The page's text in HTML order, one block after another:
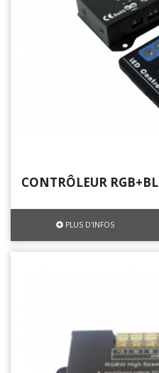
CONTRÔLEUR RGB+BL
PLUS D'INFOS